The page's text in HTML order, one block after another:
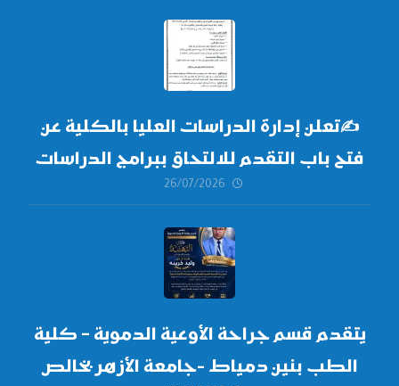
✍تعلن إدارة الدراسات العليا بالكلية عن
فتح باب التقدم للالتحاق ببرامج الدراسات
العليا لدورة
أكتوبر 2026،
26/07/2026
يتقدم قسم جراحة الأوعية الدموية – كلية
الطب بنين دمياط -جامعة الأزهر بخالص